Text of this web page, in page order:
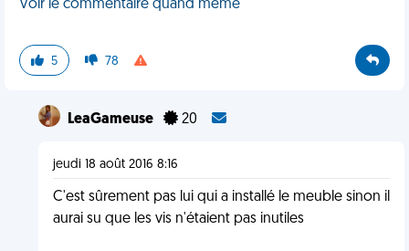
Voir le commentaire quand même
5 78
LeaGameuse 20
jeudi 18 août 2016 8:16
C'est sûrement pas lui qui a installé le meuble sinon il
aurai su que les vis n'étaient pas inutiles